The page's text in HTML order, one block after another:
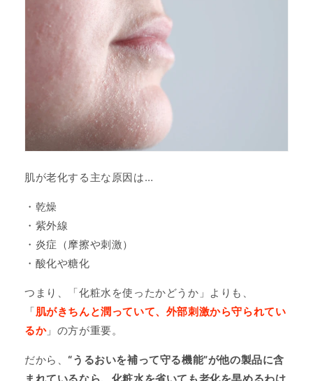
肌が老化する主な原因は…
・乾燥
・紫外線
・炎症（摩擦や刺激）
・酸化や糖化
つまり、「化粧水を使ったかどうか」よりも、
「肌がきちんと潤っていて、外部刺激から守られてい
るか」の方が重要。
だから、“うるおいを補って守る機能”が他の製品に含
まれているなら、化粧水を省いても老化を早めるわけ